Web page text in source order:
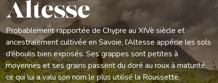
Altesse
Probablement rapportée de Chypre au XIVè siècle et
ancestralement cultivée en Savoie, l’Altesse appécie les sols
d’éboulis bien exposés. Ses grappes sont petites à
moyennes et ses grains passent du doré au roux à maturité,
ce qui lui a valu son nom le plus utilisé la Roussette.